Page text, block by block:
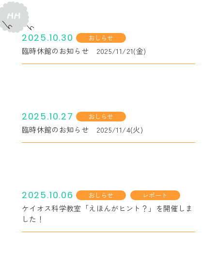
2025.10.30
おしらせ
臨時休館のお知らせ 2025/11/21(金)
2025.10.27 おしらせ
臨時休館のお知らせ 2025/11/4(火)
2025.10.06 おしらせ レポート
ケイオス科学教室「えほんがヒント？」を開催しま
した！